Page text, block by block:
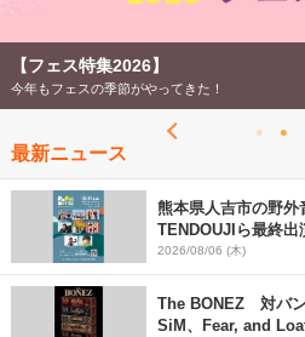
【フェス特集2026】
今年もフェスの季節がやってきた！
最新ニュース
熊本県人吉市の野外
TENDOUJIら最終
支援プロジェクトの
2026/08/06 (木)
The BONEZ 対バン
SiM、Fear, and